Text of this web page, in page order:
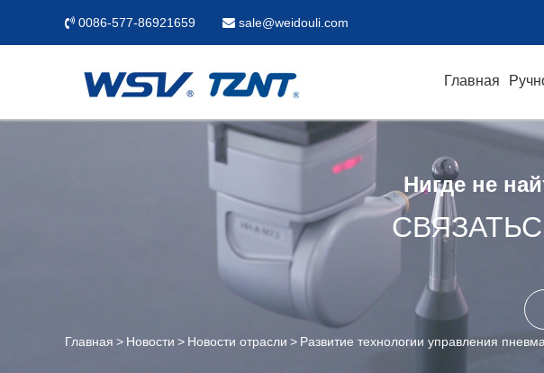
0086-577-86921659 sale@weidouli.com
Главная
Нигде не
Главная Новости Новости отрасли Развитие технологии управления